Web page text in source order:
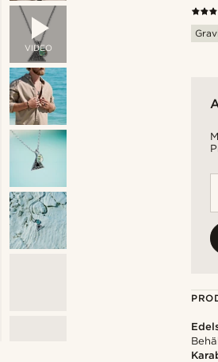
VIDEO